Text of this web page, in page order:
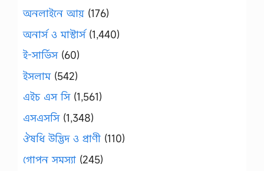
অনলাইনে আয় (176)
অনার্স ও মাস্টার্স(1,440)
ই-সার্ভিস(60)
ইসলাম(542)
এইচ এস সি(1,561)
এসএসসি(1,348)
ঔষধি উদ্ভিদ ও প্রাণী (110)
গোপন সমস্যা (245)